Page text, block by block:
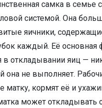
самка в семье
системой. Она
яичники,
каждый. Её основная
в откладывании яиц —
она не выполняет.
кормят её и
может откладывать